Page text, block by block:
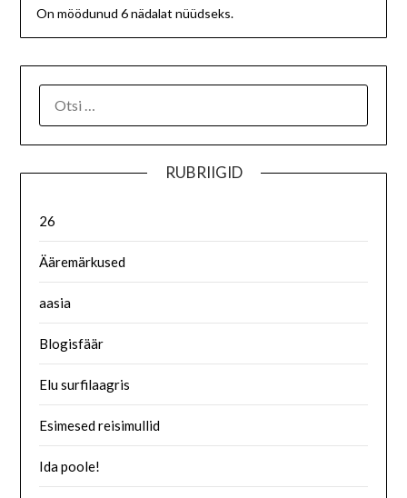
On möödunud 6 nädalat nüüdseks.
RUBRIIGID
26
Ääremärkused
aasia
Blogisfäär
Elu surfilaagris
Esimesed reisimullid
Ida poole!